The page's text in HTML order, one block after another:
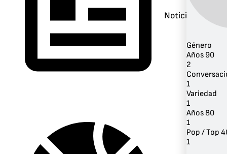
Noticias
Género
Años 90
2
1
Variedad
1
Años 80
1
Pop / Top
1